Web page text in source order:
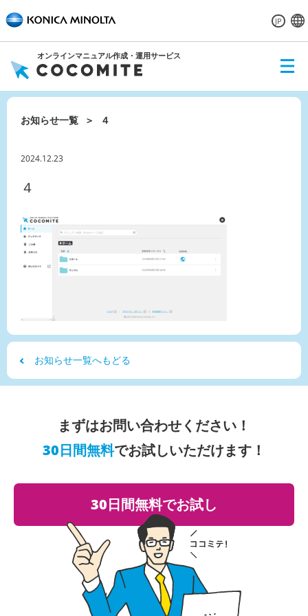
JP
オンラインマニュアル作成・運用サービス
ME
お知らせ一覧 ４
2024.12.23
４
お知らせ一覧へもどる
まずはお問い合わせください！
30日間無料でお試しいただけます！
30日間無料でお試し